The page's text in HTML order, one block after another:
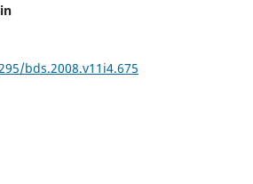
bds.2008.v11i4.675